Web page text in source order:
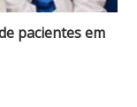
pacientes em